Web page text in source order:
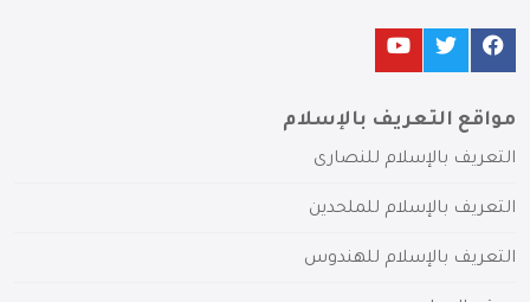
مواقع التعريف بالإسلام
التعريف بالإسلام للنصارى
التعريف بالإسلام للملحدين
التعريف بالإسلام للهندوس